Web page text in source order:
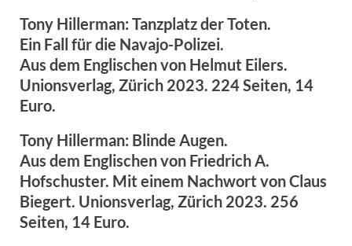
Tony Hillerman: Tanzplatz der Toten.
Ein Fall für die Navajo-Polizei.
Aus dem Englischen von Helmut Eilers.
Unionsverlag, Zürich 2023. 224 Seiten, 14
Euro.
Tony Hillerman: Blinde Augen.
Aus dem Englischen von Friedrich A.
Hofschuster. Mit einem Nachwort von Claus
Biegert. Unionsverlag, Zürich 2023. 256
Seiten, 14 Euro.